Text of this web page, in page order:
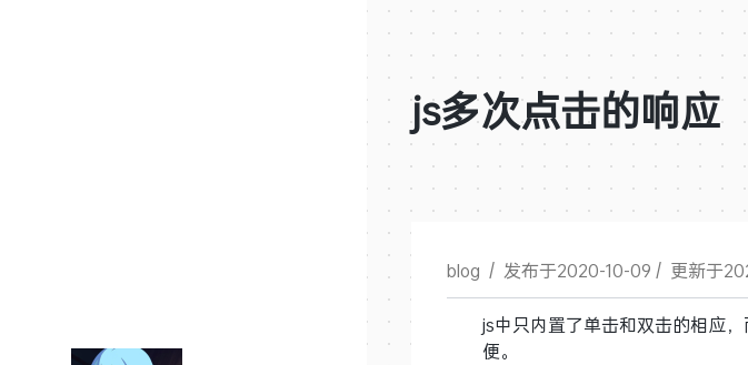
js多次点击的响应
blog / 发布于2020-10-09 / 更新于
js中只内置了单击和双击的相应
便。